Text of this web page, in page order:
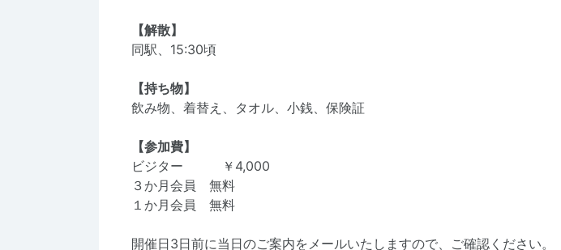
【解散】
同駅、15:30頃
【持ち物】
飲み物、着替え、タオル、小銭、保険証
【参加費】
ビジター ￥4,000
３か月会員 無料
１か月会員 無料
開催日3日前に当日のご案内をメールいたしますので、ご確認ください。